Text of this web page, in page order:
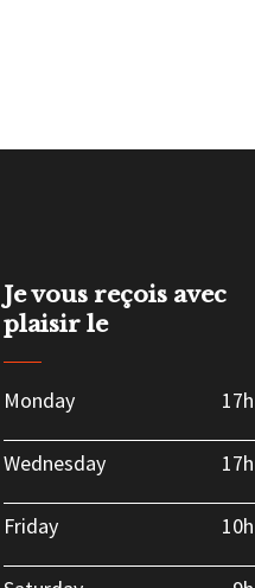
Je vous reçois avec
plaisir le
Monday 17h
Wednesday 17h
Friday 10h